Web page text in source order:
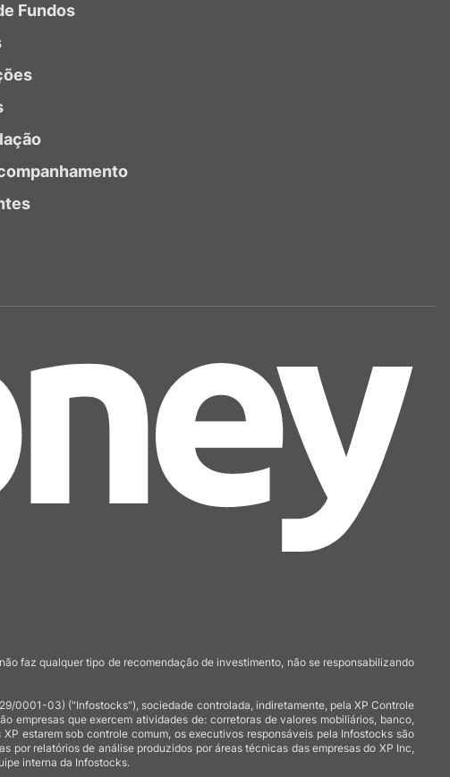
Fundos
faz qualquer tipo de recomendação de investimento, não se responsabilizando
0001-03) ("Infostocks"), sociedade controlada, indiretamente, pela XP Controle
empresas que exercem atividades de: corretoras de valores mobiliários, banco,
estarem sob controle comum, os executivos responsáveis pela Infostocks são
relatórios de análise produzidos por áreas técnicas das empresas do XP Inc,
interna da Infostocks.